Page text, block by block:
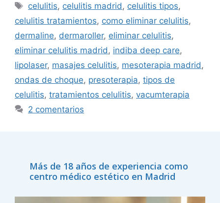
celulitis, celulitis madrid , celulitis tipos,
celulitis tratamientos, como eliminar celulitis,
dermaline, dermaroller, eliminar celulitis,
eliminar celulitis madrid , indiba deep care,
lipolaser, masajes celulitis, mesoterapia madrid ,
ondas de choque, presoterapia, tipos de
celulitis, tratamientos celulitis, vacumterapia
2 comentarios
Más de 18 años de experiencia como
centro médico estético en Madrid